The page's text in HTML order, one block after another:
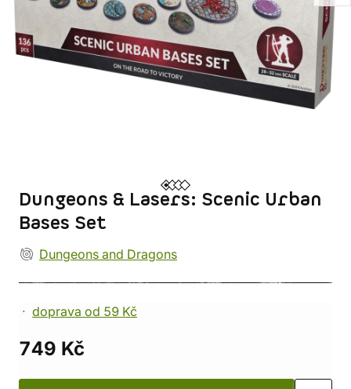
Dungeons & Lasers: Scenic Urban
Bases Set
Dungeons and Dragons
doprava od 59 Kč
749 Kč